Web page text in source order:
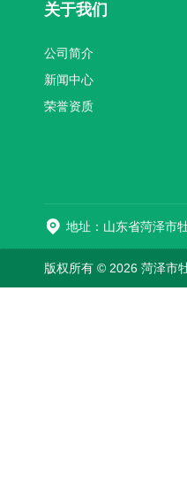
关于我们
公司简介
新闻中心
荣誉资质
地址：山东省菏泽市
版权所有 © 2026 菏泽市